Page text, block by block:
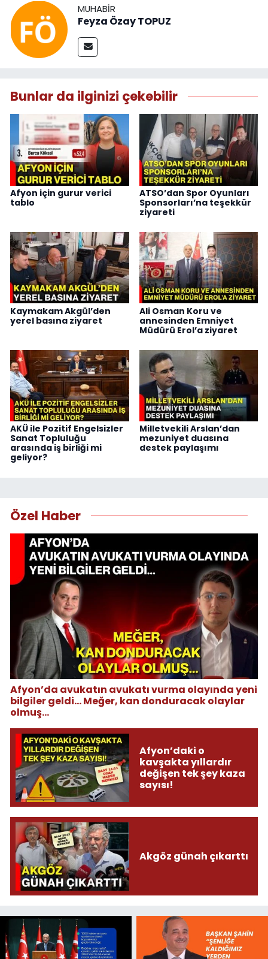
MUHABIR
Feyza Özay TOPUZ
Bunlar da ilginizi çekebilir
Afyon için gurur verici
tablo
ATSO’dan Spor Oyunları
Sponsorları’na teşekkür
ziyareti
Kaymakam Akgül’den
yerel basına ziyaret
Ali Osman Koru ve
annesinden Emniyet
Müdürü Erol’a ziyaret
AKÜ ile Pozitif Engelsizler
Sanat Topluluğu
arasında iş birliği mi
geliyor?
Milletvekili Arslan’dan
mezuniyet duasına
destek paylaşımı
Özel Haber
Afyon’da avukatın avukatı vurma olayında yeni
bilgiler geldi... Meğer, kan donduracak olaylar
olmuş...
Afyon’daki o
kavşakta yıllardır
değişen tek şey kaza
sayısı!
Akgöz günah çıkarttı